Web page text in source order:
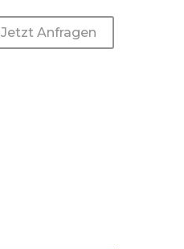
Jetzt Anfragen